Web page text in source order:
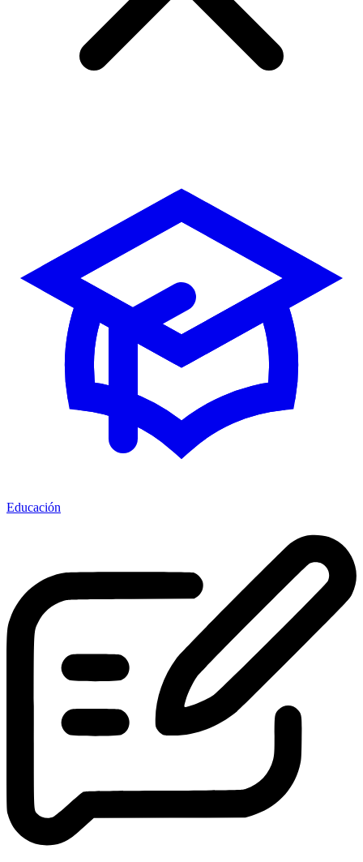
Educación